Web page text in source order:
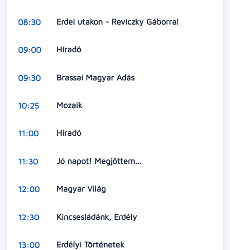
08:30 Erdei utakon - Reviczky Gáborral
09:00 Híradó
09:30 Brassai Magyar Adás
10:25 Mozaik
11:00 Híradó
11:30 Jó napot! Megjöttem...
12:00 Magyar Világ
12:30 Kincsesládánk, Erdély
13:00 Erdélyi Történetek